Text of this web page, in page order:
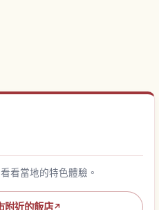
看當地的特色體驗。
附近的飯店↗